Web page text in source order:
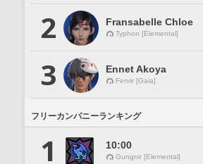
2 Fransabelle Chloe
Typhon [Elemental]
3 Ennet Akoya
Fenrir [Gaia]
フリーカンパニーランキング
1 10:00
Gungnir [Elemental]